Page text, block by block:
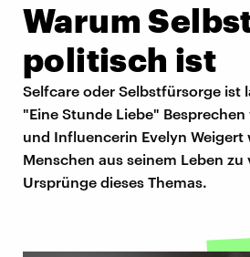
Warum
politisch ist
Selfcare oder Selbstfürsorge ist
"Eine Stunde Liebe"
und Influencerin Evelyn
Menschen aus seinem Leben
Ursprünge dieses Themas.